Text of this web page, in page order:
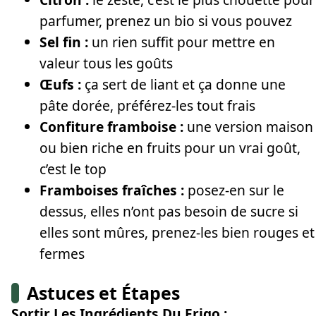
parfumer, prenez un bio si vous pouvez
Sel fin : un rien suffit pour mettre en
valeur tous les goûts
Œufs : ça sert de liant et ça donne une
pâte dorée, préférez-les tout frais
Confiture framboise : une version maison
ou bien riche en fruits pour un vrai goût,
c’est le top
Framboises fraîches : posez-en sur le
dessus, elles n’ont pas besoin de sucre si
elles sont mûres, prenez-les bien rouges et
fermes
Astuces et Étapes